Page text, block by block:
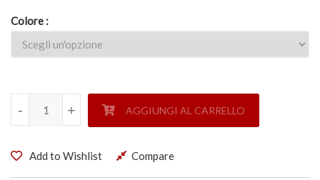
Colore
PORTA CARICATORE SINGOLO G36 AP - MOLLE -
+
- +
- AGGIUNGI AL CARRELLO
Add to Wishlist Compare